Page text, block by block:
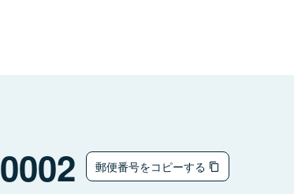
郵便番号をコピーする